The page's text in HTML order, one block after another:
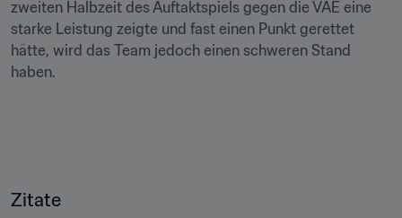
zweiten Halbzeit des Auftaktspiels gegen die VAE eine
starke Leistung zeigte und fast einen Punkt gerettet
hätte, wird das Team jedoch einen schweren Stand
haben.
Zitate